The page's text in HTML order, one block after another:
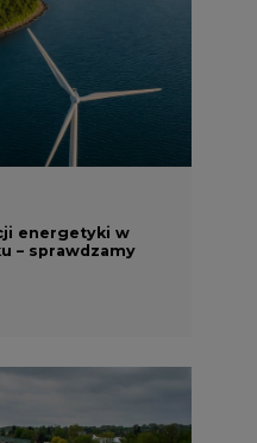
energetyki w
– sprawdzamy